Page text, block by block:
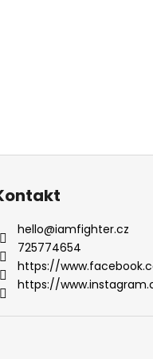
hello@iamfighter.cz
725774654
https://
https://